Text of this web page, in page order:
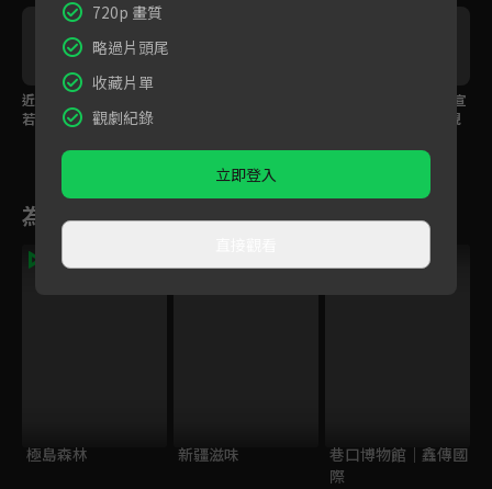
近距離窺探穿山甲！徐
若瑄母愛爆發險落淚
搞笑
EP07預告：超瘋的黃宣
來了！從搭帳篷就出現
為您推薦
極島森林 新疆滋味
巷口博物館｜鑫傳國
際
720p 畫質
略過片頭尾
收藏片單
觀劇紀錄
立即登入